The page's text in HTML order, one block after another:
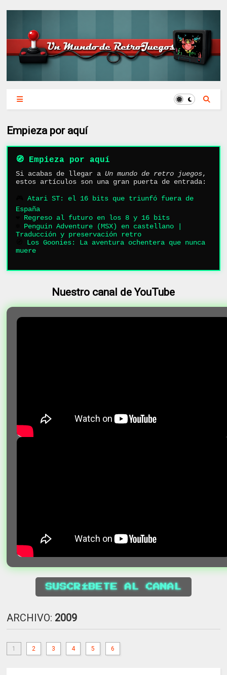
Empieza por aquí
🧭 Empieza por aquí
Si acabas de llegar aUn mundo de retro juegos,
estos artículos son una gran puerta de entrada:
🎮Atari ST: el 16 bits que triunfó fuera de
España
Regreso al futuro en los 8 y 16 bits
Penguin Adventure (MSX) en castellano |
Traducción y preservación retro
Los Goonies: La aventura ochentera que nunca
muere
Nuestro canal de YouTube
SUSCRÍBETE AL CANAL
ARCHIVO: 2009
1 2 3 4 5 6